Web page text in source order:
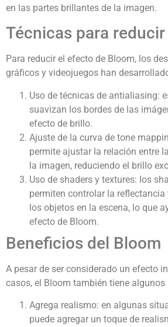
en las partes brillantes de la imagen.
Técnicas para
Para reducir el efecto de Bloom, los
gráficos y videojuegos han
Uso de técnicas de antialiasing:
suavizan los bordes de las
efecto de brillo.
Ajuste de la curva de tone
permite ajustar la relación entre
la imagen, reduciendo el brillo
Uso de shaders y textures: los
permiten controlar la
los objetos en la escena, lo que
efecto de Bloom.
Beneficios del Bloom
A pesar de ser considerado un efecto
casos, el Bloom también tiene algunos
Agrega realismo: en algunas
puede agregar un toque de